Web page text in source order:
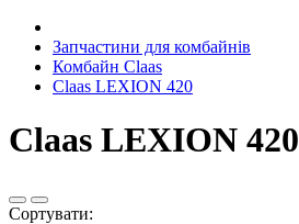
Запчастини для комбайнів
Комбайн Claas
Claas LEXION 420
Claas LEXION 420
Сортувати: